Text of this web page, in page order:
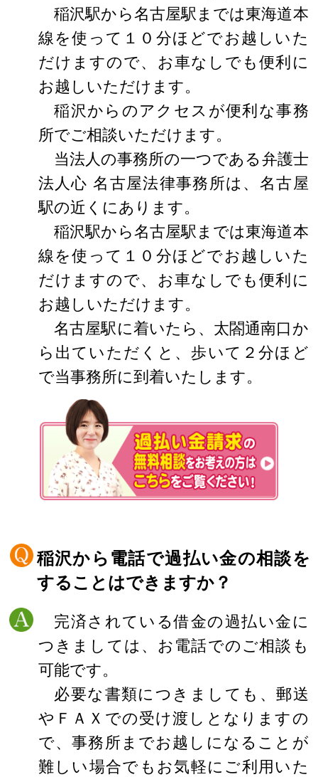
稲沢駅から名古屋駅までは東海道本
線を使って１０分ほどでお越しいた
だけますので、お車なしでも便利に
お越しいただけます。
稲沢からのアクセスが便利な事務
所でご相談いただけます。
当法人の事務所の一つである弁護士
法人心 名古屋法律事務所は、名古屋
駅の近くにあります。
稲沢駅から名古屋駅までは東海道本
線を使って１０分ほどでお越しいた
だけますので、お車なしでも便利に
お越しいただけます。
名古屋駅に着いたら、太閤通南口か
ら出ていただくと、歩いて２分ほど
で当事務所に到着いたします。
稲沢から電話で過払い金の相談を
することはできますか？
完済されている借金の過払い金に
つきましては、お電話でのご相談も
可能です。
必要な書類につきましても、郵送
やＦＡＸでの受け渡しとなりますの
で、事務所までお越しになることが
難しい場合でもお気軽にご利用いた